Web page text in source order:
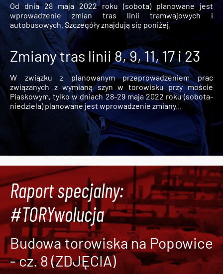
Od dnia 28 maja 2022 roku (sobota) planowane jest
wprowadzenie zmian tras linii tramwajowych i
autobusowych. Szczegóły znajdują się poniżej.
Zmiany tras linii 8, 9, 11, 17 i 23
W związku z planowanym przeprowadzeniem prac
związanych z wymianą szyn w torowisku przy moście
Piaskowym, tylko w dniach 28-29 maja 2022 roku (sobota-
niedziela) planowane jest wprowadzenie zmiany...
Raport specjalny:
#TORYwolucja
Budowa torowiska na Popowice
- cz. 8 (ZDJĘCIA)